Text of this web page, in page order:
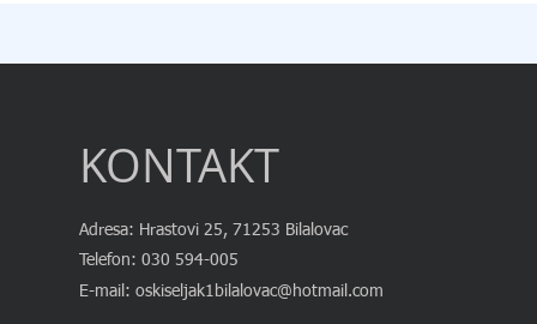
KONTAKT
Adresa: Hrastovi 25, 71253 Bilalovac
Telefon: 030 594-005
E-mail: oskiseljak1bilalovac@hotmail.com